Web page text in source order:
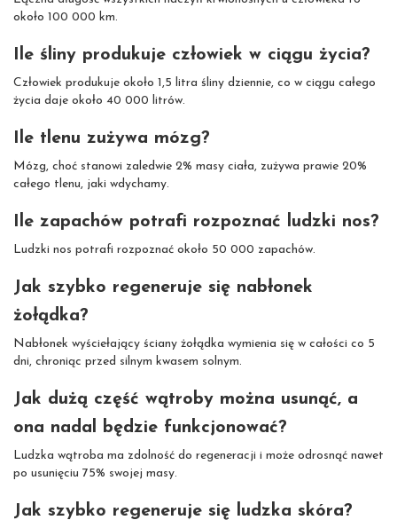
około 100 000 km.
Ile śliny produkuje człowiek w ciągu życia?
Człowiek produkuje około 1,5 litra śliny dziennie, co w ciągu całego
życia daje około 40 000 litrów.
Ile tlenu zużywa mózg?
Mózg, choć stanowi zaledwie 2% masy ciała, zużywa prawie 20%
całego tlenu, jaki wdychamy.
Ile zapachów potrafi rozpoznać ludzki nos?
Ludzki nos potrafi rozpoznać około 50 000 zapachów.
Jak szybko regeneruje się nabłonek
żołądka?
Nabłonek wyściełający ściany żołądka wymienia się w całości co 5
dni, chroniąc przed silnym kwasem solnym.
Jak dużą część wątroby można usunąć, a
ona nadal będzie funkcjonować?
Ludzka wątroba ma zdolność do regeneracji i może odrosnąć nawet
po usunięciu 75% swojej masy.
Jak szybko regeneruje się ludzka skóra?